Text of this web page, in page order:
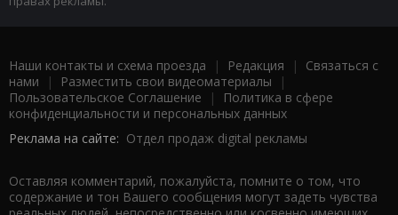
Наши контакты и схема проезда | Редакция | Связаться с
нами | Разместить свои видеоматериалы |
Пользовательское Соглашение |
Политика в сфере
конфиденциальности и персональных данных
Реклама на сайте: Отдел продаж digital рекламы
Оставляя комментарий, пожалуйста, помните о том, что
содержание и тон Вашего сообщения могут задеть чувства